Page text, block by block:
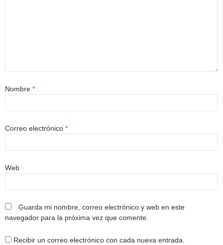
Nombre *
Correo electrónico *
Web
Guarda mi nombre, correo electrónico y web en este
navegador para la próxima vez que comente.
Recibir un correo electrónico con cada nueva entrada.